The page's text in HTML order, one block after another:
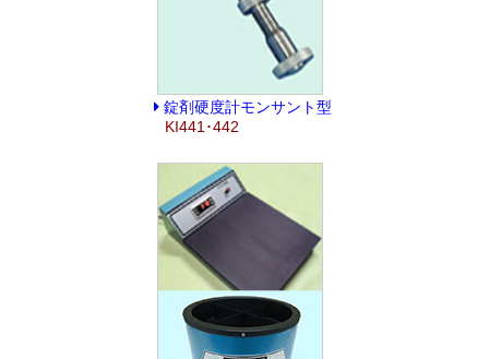
錠剤硬度計モンサント型
KI441･442